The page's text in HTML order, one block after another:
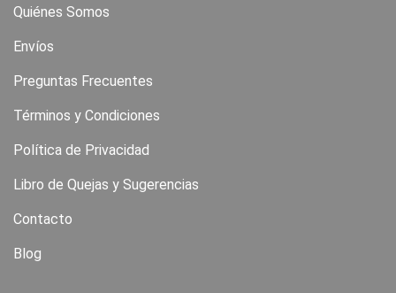
Quiénes Somos
Envíos
Preguntas Frecuentes
Términos y Condiciones
Política de Privacidad
Libro de Quejas y Sugerencias
Contacto
Blog